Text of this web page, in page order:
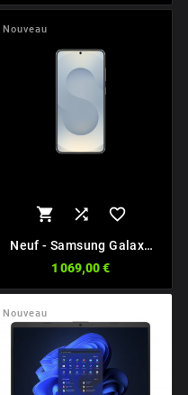
Nouveau
  
Neuf - Samsung Galaxy
1 069,00 €
Nouveau